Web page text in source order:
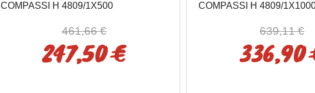
COMPASSI H 4809/1X500
461,66 €
247,50 €
COMPASSI H 4809/
639,11 €
336,90